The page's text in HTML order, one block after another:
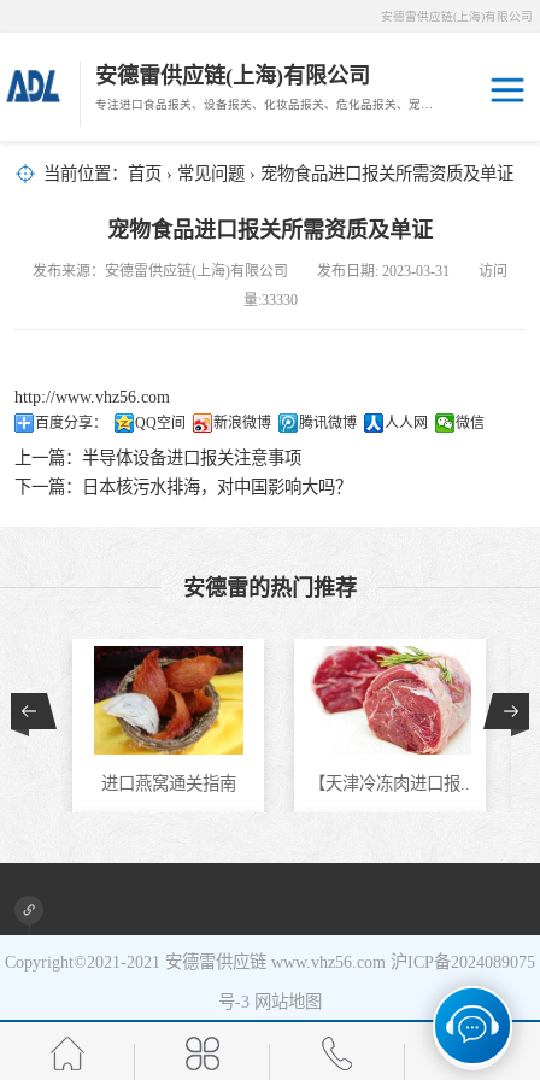
安德雷供应链(上海)有限公司
安德雷供应链(上海)有限公司
当前位置： 首页 › 常见问题 › 宠物食品进口报关所需资质及单证
宠物食品进口报关所需资质及单证
发布来源：安德雷供应链(上海)有限公司 发布日期: 2023-03-31 访问
量:33330
http://www.vhz56.com
百度分享： QQ空间 新浪微博 腾讯微博 人人网 微信
上一篇： 半导体设备进口报关注意事项
下一篇：
日本核污水排海，对中国影响大吗？
安德雷的热门推荐
进口燕窝通关指南 【天津冷冻肉进口报..
进口新旧设备清关代.. 马来西亚冷冻虾进口..
Copyright©2021-2021 安德雷供应链 www.vhz56.com 沪ICP备2024089075
号-3 网站地图
其他报关
宠物粮进口
危化品进口
化妆品进口
食品进口
设备进口
木材报关
药材报关
汽车/游艇报关